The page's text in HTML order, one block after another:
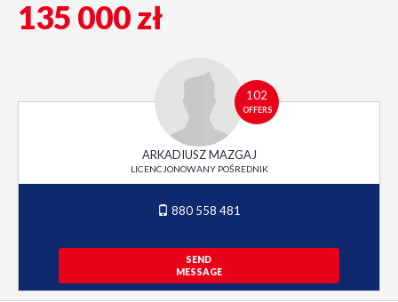
135 000 zł
102
OFFERS
ARKADIUSZ MAZGAJ
LICENCJONOWANY POŚREDNIK
880 558 481
SEND
MESSAGE